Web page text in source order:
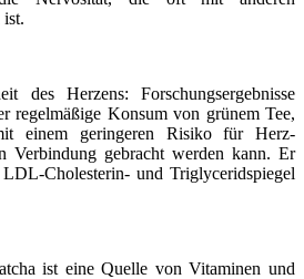
des Herzens: Forschungsergebnisse
regelmäßige Konsum von grünem Tee,
einem geringeren Risiko für Herz-
Verbindung gebracht werden kann. Er
Cholesterin- und Triglyceridspiegel
ist eine Quelle von Vitaminen und